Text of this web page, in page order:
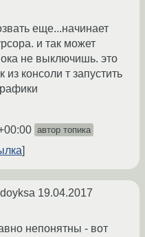
еще...начинает
и так может
не выключишь. это
консоли т запустить
автор топика
19.04.2017
непонятны - вот